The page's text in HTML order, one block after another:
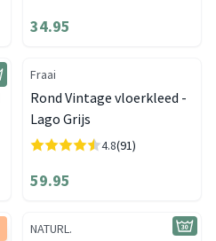
34.95
Fraai
Rond Vintage vloerkleed -
Lago Grijs
4.8(91)
59.95
NATURL.